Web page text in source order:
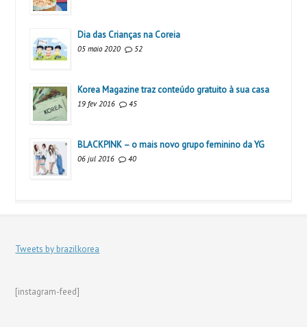
Dia das Crianças na Coreia
05 maio 2020 52
Korea Magazine traz conteúdo gratuito à sua casa
19 fev 2016 45
BLACKPINK – o mais novo grupo feminino da YG
06 jul 2016 40
Tweets by brazilkorea
[instagram-feed]